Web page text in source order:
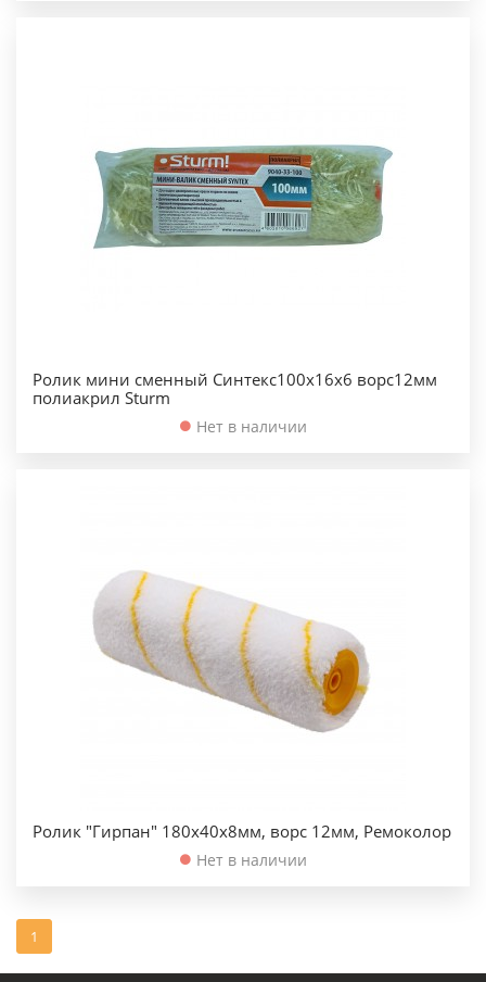
Ролик мини сменный Синтекс100х16х6 ворс12мм
полиакрил Sturm
Нет в наличии
Ролик "Гирпан" 180х40х8мм, ворс 12мм, Ремоколор
Нет в наличии
1